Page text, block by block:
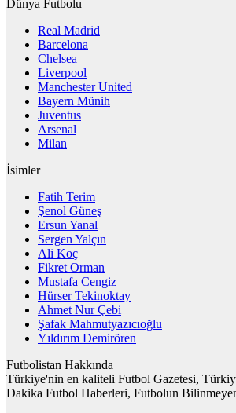
Dünya Futbolu
Real Madrid
Barcelona
Chelsea
Liverpool
Manchester United
Bayern Münih
Juventus
Arsenal
Milan
İsimler
Fatih Terim
Şenol Güneş
Ersun Yanal
Sergen Yalçın
Ali Koç
Fikret Orman
Mustafa Cengiz
Hürser Tekinoktay
Ahmet Nur Çebi
Şafak Mahmutyazıcıoğlu
Yıldırım Demirören
Futbolistan Hakkında
Türkiye'nin en kaliteli Futbol Gazetesi,
Dakika Futbol Haberleri, Futbolun